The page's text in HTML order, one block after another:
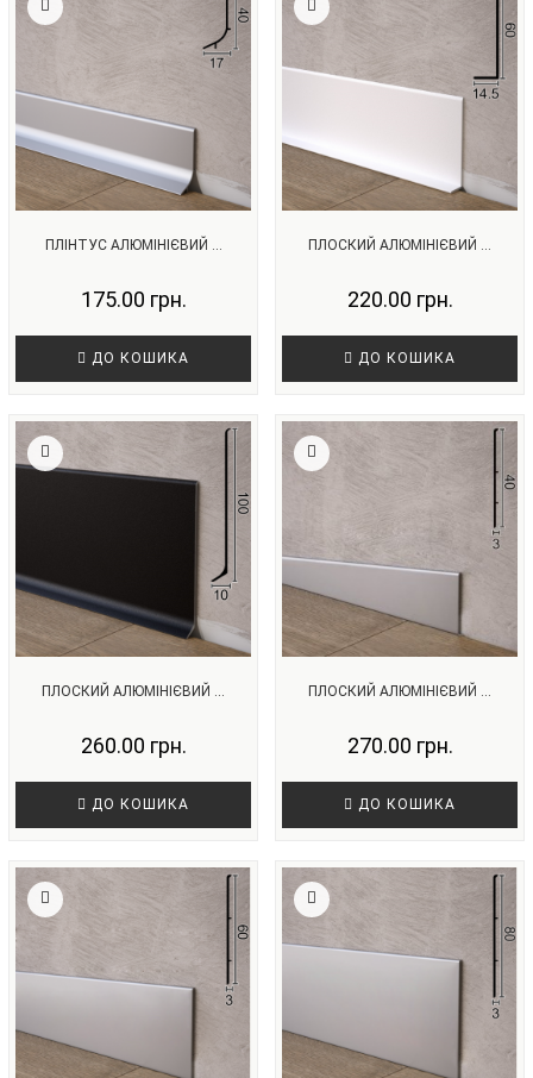
ПЛІНТУС АЛЮМІНІЄВИЙ ...
175.00 грн.
ДО КОШИКА
ПЛОСКИЙ АЛЮМІНІЄВИЙ ...
220.00 грн.
ДО КОШИКА
ПЛОСКИЙ АЛЮМІНІЄВИЙ ...
260.00 грн.
ДО КОШИКА
ПЛОСКИЙ АЛЮМІНІЄВИЙ ...
270.00 грн.
ДО КОШИКА